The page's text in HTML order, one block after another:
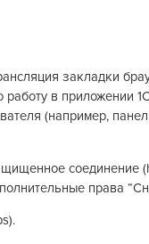
закладки
в приложении
(например,
соединение
права